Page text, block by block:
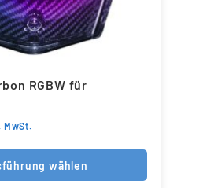
RGBW für
MwSt.
wählen